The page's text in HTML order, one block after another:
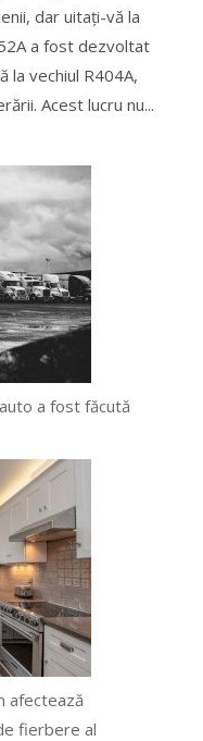
dar uitați-vă la
a fost dezvoltat
la vechiul R404A,
Acest lucru nu...
a fost făcută
afectează
fierbere al